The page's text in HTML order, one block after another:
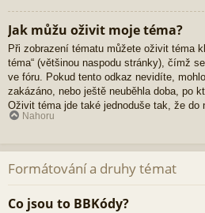
Jak můžu oživit moje téma?
Při zobrazení tématu můžete oživit téma
téma“ (většinou naspodu stránky), čímž
ve fóru. Pokud tento odkaz nevidíte,
zakázáno, nebo ještě neuběhla doba, po
Oživit téma jde také jednoduše tak, že do
Nahoru
Formátování a druhy témat
Co jsou to BBKódy?